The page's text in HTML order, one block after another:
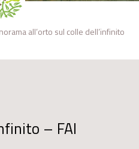
all’orto sul colle dell’infinito
– FAI